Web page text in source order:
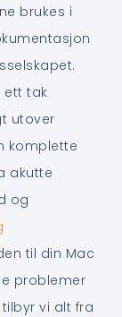
brukes i
ett tak
utover
komplette
akutte
og
til din Mac
problemer
vi alt fra